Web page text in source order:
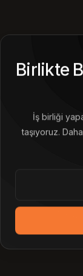
Birlikte
İş birliği
taşıyoruz.